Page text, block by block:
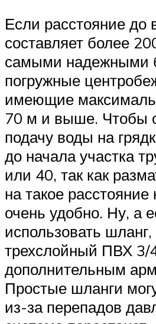
Если расстояние до
составляет более
самыми надежными
погружные
имеющие
70 м и выше. Чтобы
подачу воды на
до начала участка
или 40, так как
на такое
очень удобно. Ну, а
использовать шланг,
трехслойный ПВХ 3/
дополнительным
Простые шланги
из-за перепадов